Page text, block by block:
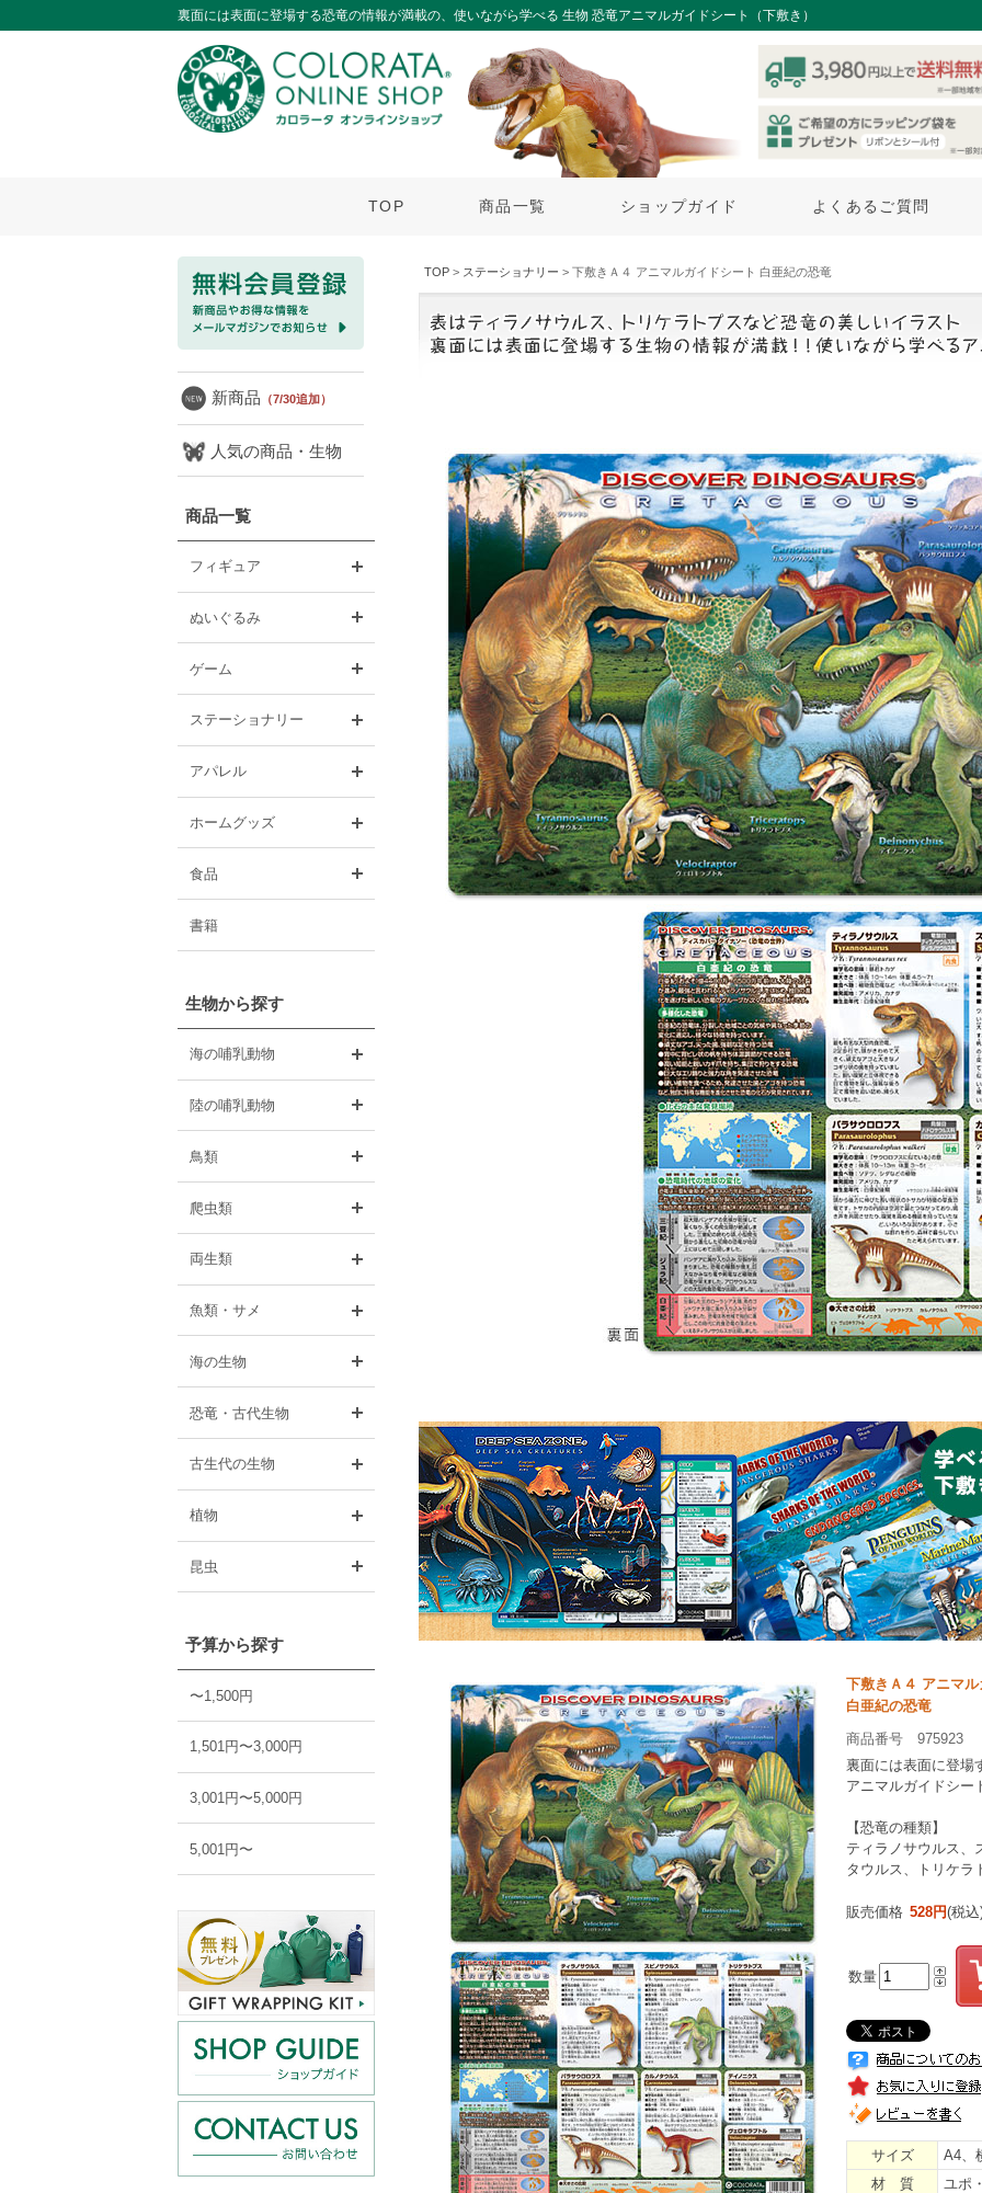
裏面には表面に登場する恐竜の情報が満載の、使いながら学べる 生物 恐竜アニマルガイドシート（下敷き）
TOP 商品一覧 ショップガイド よくあるご質問
新商品 （7/30追加）
人気の商品・生物
商品一覧
フィギュア
ぬいぐるみ
ゲーム
ステーショナリー
アパレル
ホームグッズ
食品
書籍
生物から探す
海の哺乳動物
陸の哺乳動物
鳥類
爬虫類
両生類
魚類・サメ
海の生物
恐竜・古代生物
古生代の生物
植物
昆虫
予算から探す
〜1,500円
1,501円〜3,000円
3,001円〜5,000円
5,001円〜
TOP > ステーショナリー > 下敷きＡ４ アニマルガイドシート 白亜紀の恐竜
下敷きＡ４ アニマ
白亜紀の恐竜
商品番号 975923
裏面には表面に登場
アニマルガイドシー
【恐竜の種類】
ティラノサウルス、
タウルス、トリケラ
販売価格 528円(税
数量
サイズ
A4、
材 質
ユポ